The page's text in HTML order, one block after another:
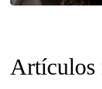
Artículos